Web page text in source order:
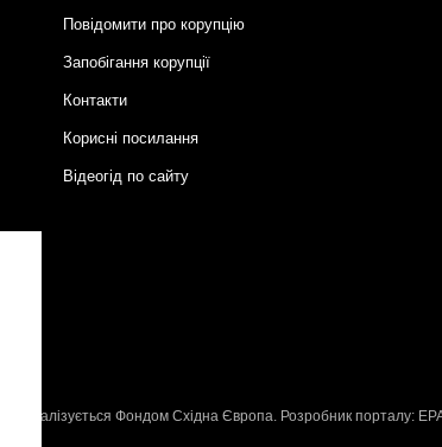
Повідомити про корупцію
Запобігання корупції
Контакти
Корисні посилання
Відеогід по сайту
, що реалізується Фондом Східна Європа. Розробник порталу: